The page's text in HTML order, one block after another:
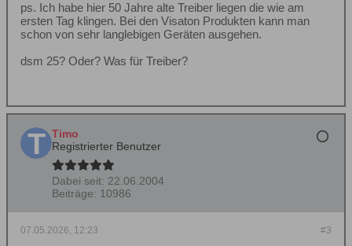
ps. Ich habe hier 50 Jahre alte Treiber liegen die wie am
ersten Tag klingen. Bei den Visaton Produkten kann man
schon von sehr langlebigen Geräten ausgehen.
dsm 25? Oder? Was für Treiber?
Timo
Registrierter Benutzer
Dabei seit: 22.06.2004
Beiträge: 10986
#3
07.05.2026, 12:23